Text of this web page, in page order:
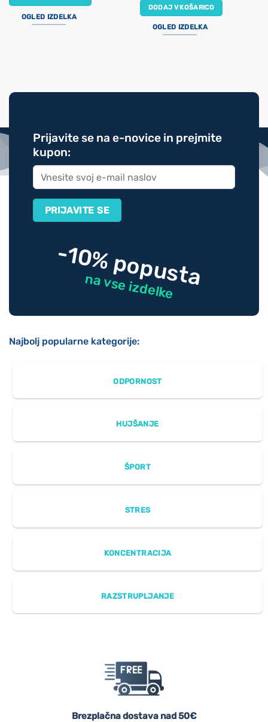
OGLED IZDELKA
DODAJ V KOŠARICO
OGLED IZDELKA
Prijavite se na e-novice in prejmite
kupon:
-10% popusta
na vse izdelke
Najbolj popularne kategorije:
ODPORNOST
HUJŠANJE
ŠPORT
STRES
KONCENTRACIJA
RAZSTRUPLJANJE
Brezplačna dostava nad 50€